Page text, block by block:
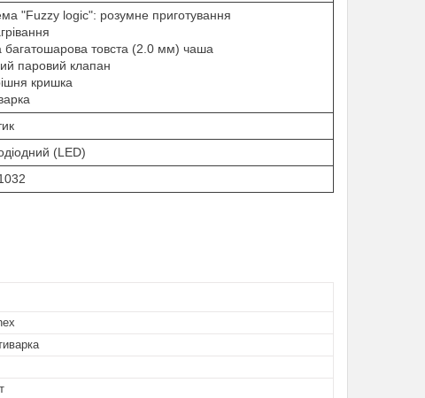
"Fuzzy logic": розумне приготування
багатошарова товста (2.0 мм) чаша
паровий клапан
кришка
(LED)